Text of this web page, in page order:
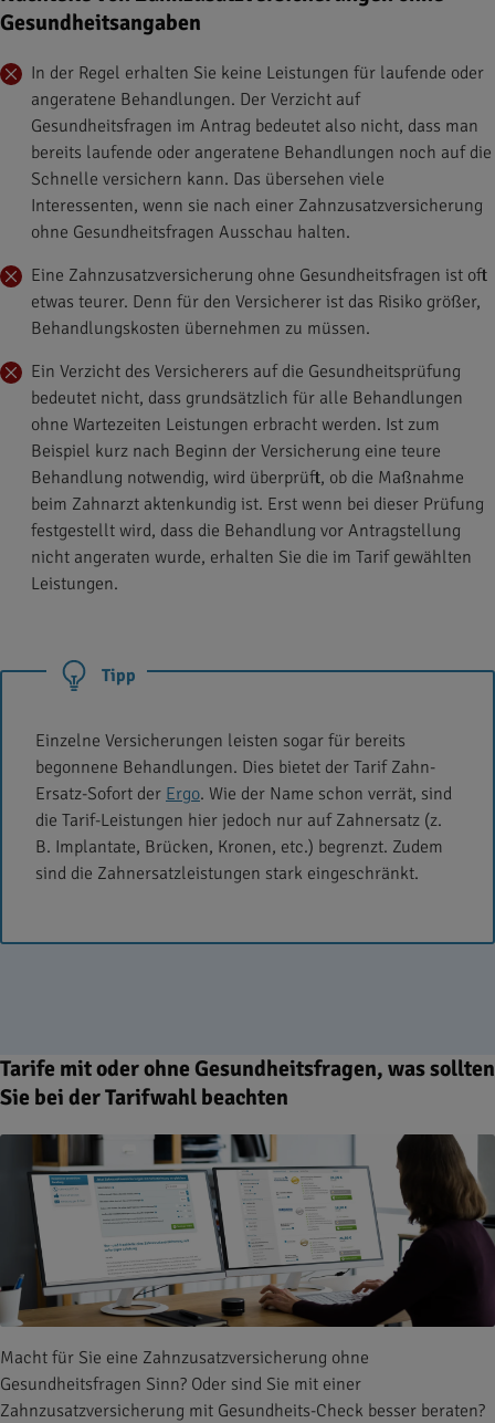
Gesundheitsangaben
In der Regel erhalten Sie keine Leistungen für laufende oder
angeratene Behandlungen. Der Verzicht auf
Gesundheitsfragen im Antrag bedeutet also nicht, dass man
bereits laufende oder angeratene Behandlungen noch auf die
Schnelle versichern kann. Das übersehen viele
Interessenten, wenn sie nach einer Zahnzusatzversicherung
ohne Gesundheitsfragen Ausschau halten.
Eine Zahnzusatzversicherung ohne Gesundheitsfragen ist oft
etwas teurer. Denn für den Versicherer ist das Risiko größer,
Behandlungskosten übernehmen zu müssen.
Ein Verzicht des Versicherers auf die Gesundheitsprüfung
bedeutet nicht, dass grundsätzlich für alle Behandlungen
ohne Wartezeiten Leistungen erbracht werden. Ist zum
Beispiel kurz nach Beginn der Versicherung eine teure
Behandlung notwendig, wird überprüft, ob die Maßnahme
beim Zahnarzt aktenkundig ist. Erst wenn bei dieser Prüfung
festgestellt wird, dass die Behandlung vor Antragstellung
nicht angeraten wurde, erhalten Sie die im Tarif gewählten
Leistungen.
Tipp
Einzelne Versicherungen leisten sogar für bereits
begonnene Behandlungen. Dies bietet der Tarif Zahn-
Ersatz-Sofort der Ergo. Wie der Name schon verrät, sind
die Tarif-Leistungen hier jedoch nur auf Zahnersatz (z.
B. Implantate, Brücken, Kronen, etc.) begrenzt. Zudem
sind die Zahnersatzleistungen stark eingeschränkt.
Tarife mit oder ohne Gesundheitsfragen, was sollten
Sie bei der Tarifwahl beachten
Macht für Sie eine Zahnzusatzversicherung ohne
Gesundheitsfragen Sinn? Oder sind Sie mit einer
Zahnzusatzversicherung mit Gesundheits-Check besser beraten?